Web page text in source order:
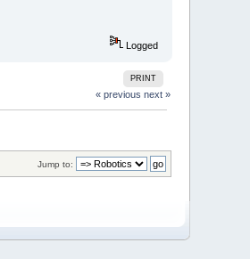
Logged
PRINT
« previous next »
Jump to: